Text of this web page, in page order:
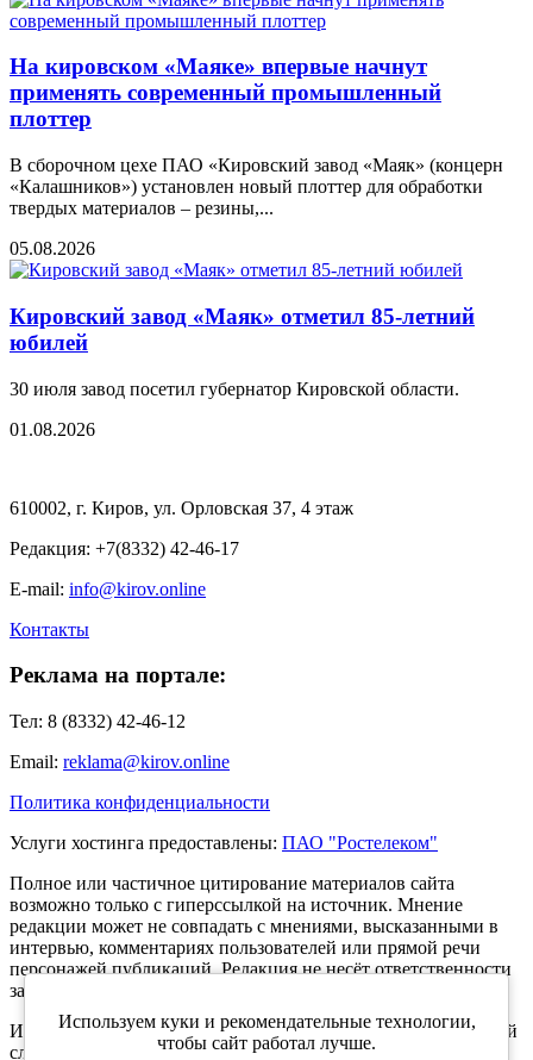
На кировском «Маяке» впервые начнут
применять современный промышленный
плоттер
В сборочном цехе ПАО «Кировский завод «Маяк» (концерн
«Калашников») установлен новый плоттер для обработки
твердых материалов – резины,...
05.08.2026
Кировский завод «Маяк» отметил 85-летний
юбилей
30 июля завод посетил губернатор Кировской области.
01.08.2026
610002, г. Киров, ул. Орловская 37, 4 этаж
Редакция: +7(8332) 42-46-17
E-mail: info@kirov.online
Контакты
Реклама на портале:
Тел: 8 (8332) 42-46-12
Email: reklama@kirov.online
Политика конфиденциальности
Услуги хостинга предоставлены: ПАО "Ростелеком"
Полное или частичное цитирование материалов сайта
возможно только с гиперссылкой на источник. Мнение
редакции может не совпадать с мнениями, высказанными в
интервью, комментариях пользователей или прямой речи
персонажей публикаций. Редакция не несёт ответственности
за текст комментариев читателей.
Интернет-портал Kirov.online зарегистрирован в Федеральной
службе по надзору в сфере связи, информационных
Используем куки и рекомендательные технологии,
чтобы сайт работал лучше.